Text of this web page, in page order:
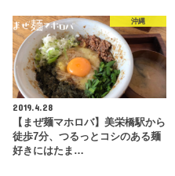
沖縄
2019.4.28
【まぜ麺マホロバ】美栄橋駅から
徒歩7分、つるっとコシのある麺
好きにはたま…